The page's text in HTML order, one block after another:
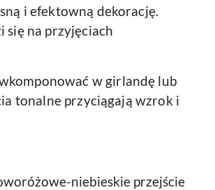
i efektowną dekorację.
na przyjęciach
w girlandę lub
tonalne przyciągają wzrok i
niebieskie przejście